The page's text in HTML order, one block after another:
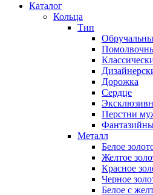
Каталог
Кольца
Тип
Дорожка
Сердце
Перстни
Металл
Белое
Желтое
Красное
Черное
Белое с